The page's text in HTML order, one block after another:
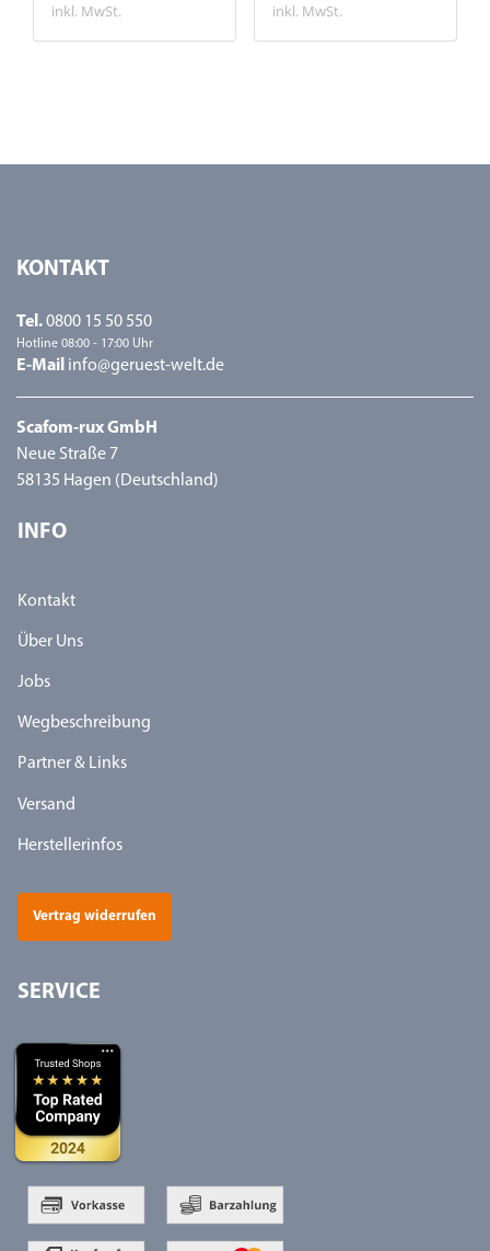
inkl. MwSt.
inkl. MwSt.
KONTAKT
Tel.0800 15 50 550
Hotline 08:00 - 17:00 Uhr
E-Mail info@geruest-welt.de
Scafom-rux GmbH
Neue Straße 7
58135 Hagen (Deutschland)
INFO
Kontakt
Über Uns
Jobs
Wegbeschreibung
Partner & Links
Versand
Herstellerinfos
Vertrag widerrufen
SERVICE